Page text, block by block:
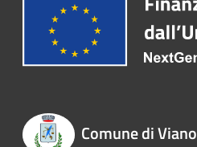
Comune di Viano